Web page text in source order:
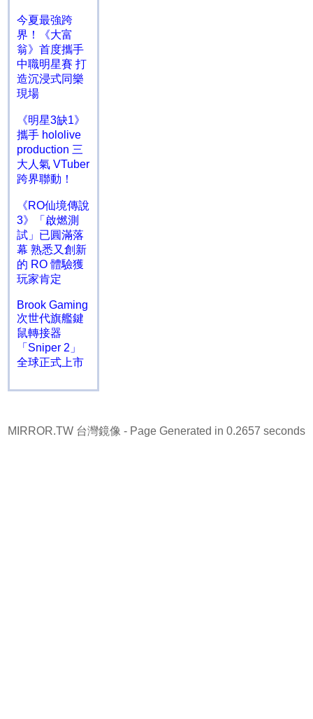
今夏最強跨
界！《大富
翁》首度攜手
中職明星賽 打
造沉浸式同樂
現場
《明星3缺1》
攜手 hololive
production 三
大人氣 VTuber
跨界聯動！
《RO仙境傳說
3》「啟燃測
試」已圓滿落
幕 熟悉又創新
的 RO 體驗獲
玩家肯定
Brook Gaming
次世代旗艦鍵
鼠轉接器
「Sniper 2」
全球正式上市
MIRROR.TW 台灣鏡像 - Page Generated in 0.2657 seconds